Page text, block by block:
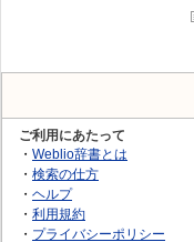
ご利用にあたって
・ Weblio辞書とは
・ 検索の仕方
・ ヘルプ
・ 利用規約
・ プライバシーポリシー